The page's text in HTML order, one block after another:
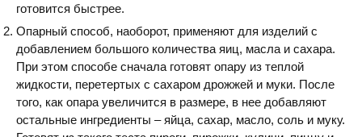
готовится быстрее.
Опарный способ, наоборот, применяют для изделий с
добавлением большого количества яиц, масла и сахара.
При этом способе сначала готовят опару из теплой
жидкости, перетертых с сахаром дрожжей и муки. После
того, как опара увеличится в размере, в нее добавляют
остальные ингредиенты – яйца, сахар, масло, соль и муку.